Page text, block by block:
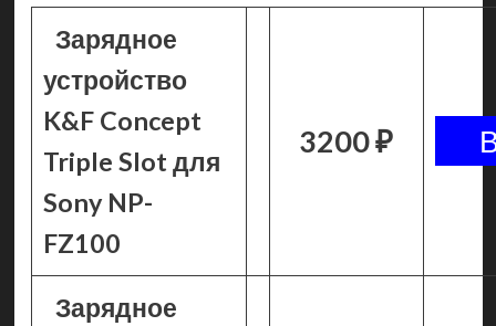
Зарядное
устройство
K&F Concept
Triple Slot для
Sony NP-
FZ100
3200 ₽
Зарядное